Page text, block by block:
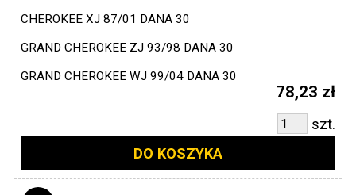
CHEROKEE XJ 87/01 DANA 30
GRAND CHEROKEE ZJ 93/98 DANA 30
GRAND CHEROKEE WJ 99/04 DANA 30
78,23 zł
szt.
DO KOSZYKA